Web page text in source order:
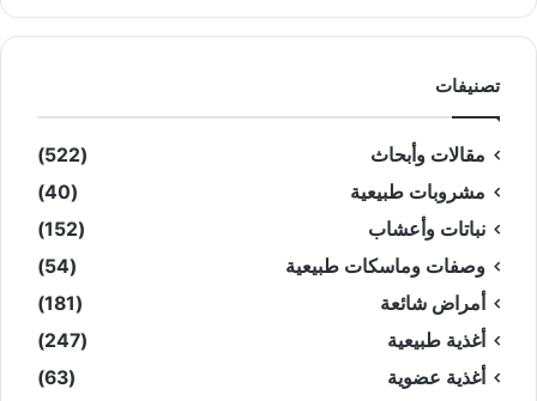
تصنيفات
مقالات وأبحاث
(522)
مشروبات طبيعية
(40)
نباتات وأعشاب
(152)
وصفات وماسكات طبيعية
(54)
أمراض شائعة
(181)
أغذية طبيعية
(247)
أغذية عضوية
(63)